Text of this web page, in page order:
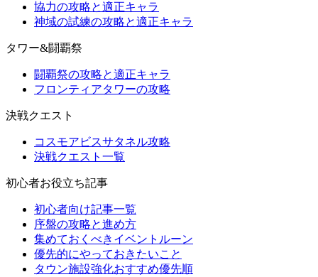
協力の攻略と適正キャラ
神域の試練の攻略と適正キャラ
タワー&闘覇祭
闘覇祭の攻略と適正キャラ
フロンティアタワーの攻略
決戦クエスト
コスモアビスサタネル攻略
決戦クエスト一覧
初心者お役立ち記事
初心者向け記事一覧
序盤の攻略と進め方
集めておくべきイベントルーン
優先的にやっておきたいこと
タウン施設強化おすすめ優先順